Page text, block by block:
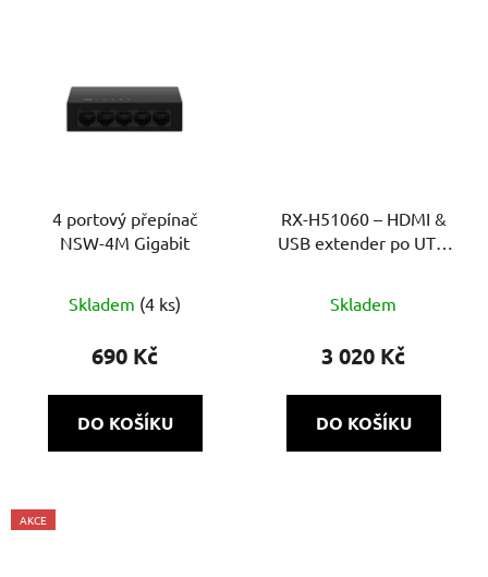
4 portový přepínač
NSW-4M Gigabit
Skladem (4 ks)
690 Kč
DO KOŠÍKU
RX-H51060 – HDMI &
USB extender po UTP,
Skladem
3 020 Kč
DO KOŠÍKU
AKCE